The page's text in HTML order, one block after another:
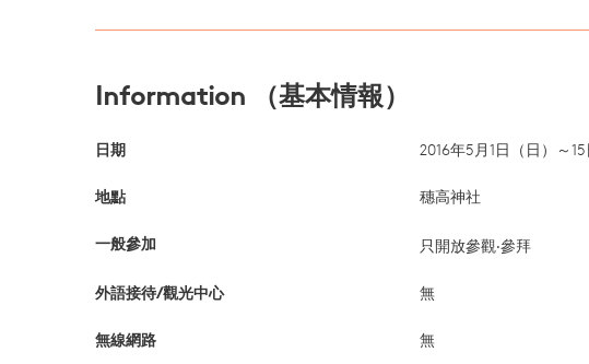
Information （基本情報）
日期 2016年5月1日（日）～15
地點 穗高神社
一般參加 只開放參觀‧參拜
外語接待/觀光中心 無
無線網路 無